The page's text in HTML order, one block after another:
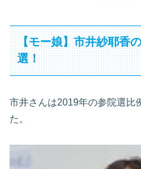
【モー娘】市井紗耶香
選！
市井さんは2019年の参院選比
た。